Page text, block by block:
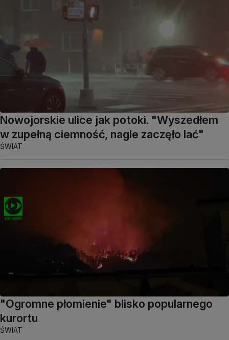
Nowojorskie ulice jak potoki. "Wyszedłem
w zupełną ciemność, nagle zaczęło lać"
ŚWIAT
"Ogromne płomienie" blisko popularnego
kurortu
ŚWIAT